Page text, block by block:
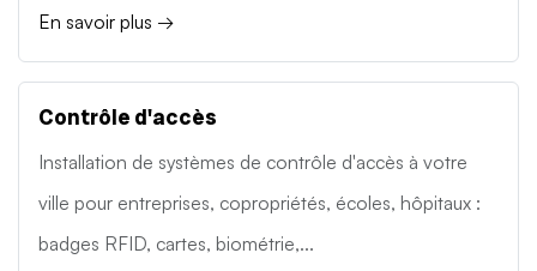
En savoir plus →
Contrôle d'accès
Installation de systèmes de contrôle d'accès à votre
ville pour entreprises, copropriétés, écoles, hôpitaux :
badges RFID, cartes, biométrie,...